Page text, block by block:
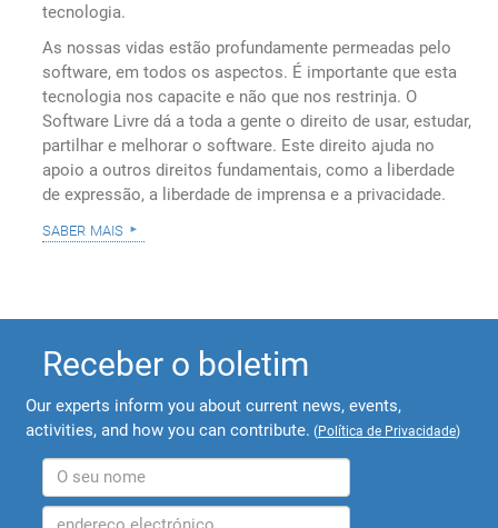
tecnologia.
As nossas vidas estão profundamente permeadas pelo
software, em todos os aspectos. É importante que esta
tecnologia nos capacite e não que nos restrinja. O
Software Livre dá a toda a gente o direito de usar, estudar,
partilhar e melhorar o software. Este direito ajuda no
apoio a outros direitos fundamentais, como a liberdade
de expressão, a liberdade de imprensa e a privacidade.
saber mais
Receber o boletim
Our experts inform you about current news, events,
activities, and how you can contribute. (Política de Privacidade)